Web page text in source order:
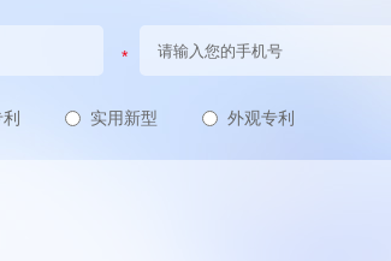
实用新型 外观专利